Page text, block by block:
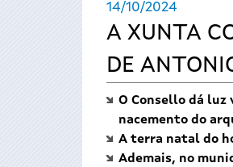
está14/10/2024
A XUNTA
DE
O Consello dá luz
nacemento do
A terra natal do
Ademais, no